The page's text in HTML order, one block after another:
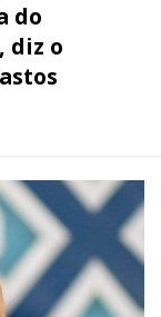
do
diz o